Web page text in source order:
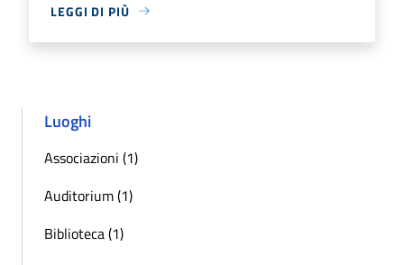
LEGGI DI PIÙ
Luoghi
Associazioni (1)
Auditorium (1)
Biblioteca (1)